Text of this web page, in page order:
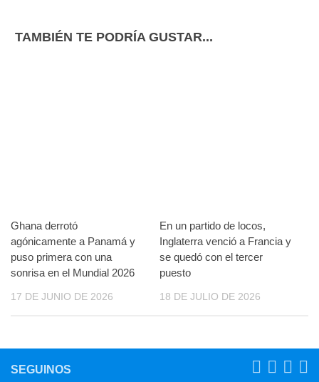
TAMBIÉN TE PODRÍA GUSTAR...
Ghana derrotó
agónicamente a Panamá y
puso primera con una
sonrisa en el Mundial 2026
17 DE JUNIO DE 2026
En un partido de locos,
Inglaterra venció a Francia y
se quedó con el tercer
puesto
18 DE JULIO DE 2026
SEGUINOS